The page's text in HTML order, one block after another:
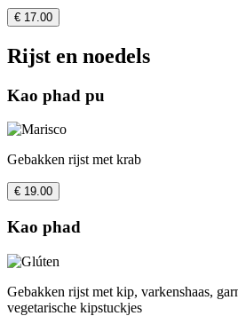
€ 17.00
Rijst en noedels
Kao phad pu
Gebakken rijst met krab
€ 19.00
Kao phad
Gebakken rijst met kip, varkenshaas,
vegetarische kipstuckjes